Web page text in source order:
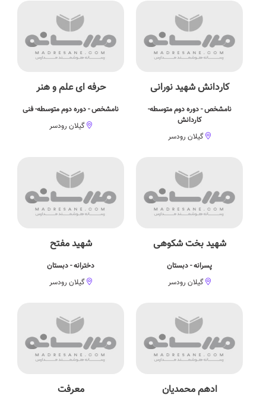
کاردانش شهید نورانی
نامشخص - دوره دوم متوسطه-
کاردانش
گیلان رودسر
حرفه ای علم و هنر
نامشخص - دوره دوم متوسطه- فنی
گیلان رودسر
شهید بخت شکوهی
پسرانه - دبستان
گیلان رودسر
شهید مفتح
دخترانه - دبستان
گیلان رودسر
ادهم محمدیان معرفت